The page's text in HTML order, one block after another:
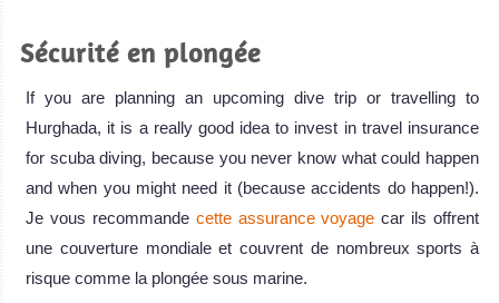
Sécurité en plongée
If you are planning an upcoming dive trip or travelling to
Hurghada, it is a really good idea to invest in travel insurance
for scuba diving, because you never know what could happen
and when you might need it (because accidents do happen!).
Je vous recommande cette assurance voyage car ils offrent
une couverture mondiale et couvrent de nombreux sports à
risque comme la plongée sous marine.